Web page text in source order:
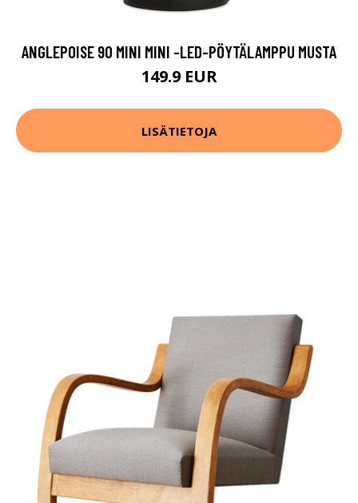
ANGLEPOISE 90 MINI MINI -LED-PÖYTÄLAMPPU MUSTA
149.9 EUR
LISÄTIETOJA